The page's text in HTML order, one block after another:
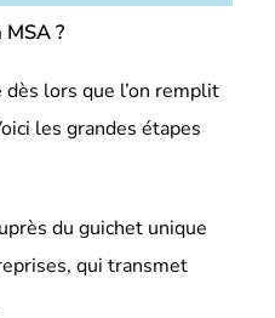
?
lors que l’on remplit
les grandes étapes
du guichet unique
qui transmet